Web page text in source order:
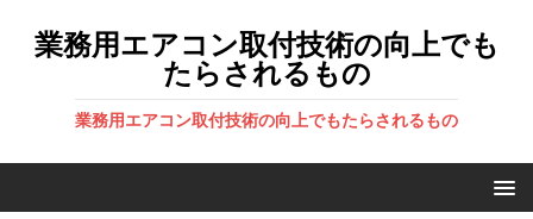
業務用エアコン取付技術の向上でも
たらされるもの
業務用エアコン取付技術の向上でもたらされるもの